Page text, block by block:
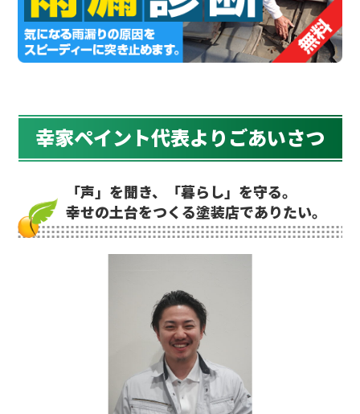
幸家ペイント代表よりごあいさつ
「声」を聞き、「暮らし」を守る。
幸せの土台をつくる塗装店でありたい。